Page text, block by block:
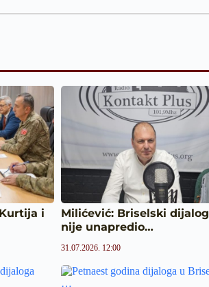
i
Milićević: Briselski dijalog
nije unapredio…
31.07.2026. 12:00